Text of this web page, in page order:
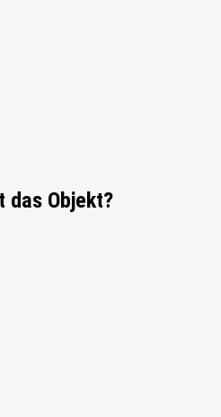
das Objekt?